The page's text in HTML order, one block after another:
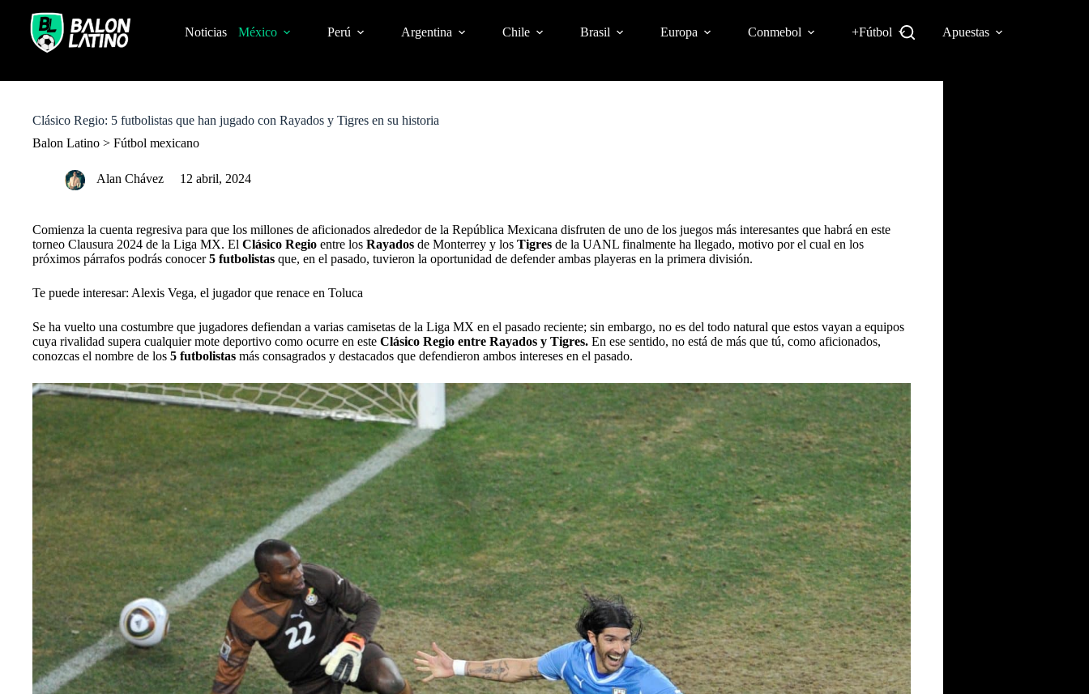
o
Noticias México Perú Argentina Chile Brasil Europa Conmebol +Fútbol Apuestas
Clásico Regio: 5 futbolistas que han jugado con Rayados y Tigres en su historia
Balon Latino > Fútbol mexicano
Alan Chávez 12 abril, 2024
Comienza la cuenta regresiva para que los millones de aficionados alrededor de la República Mexicana disfruten de uno de los juegos más interesantes que habrá en este
torneo Clausura 2024 de la Liga MX. El Clásico Regio entre los Rayados de Monterrey y los Tigres de la UANL finalmente ha llegado, motivo por el cual en los
próximos párrafos podrás conocer5 futbolistas que, en el pasado, tuvieron la oportunidad de defender ambas playeras en la primera división.
Te puede interesar: Alexis Vega, el jugador que renace en Toluca
Se ha vuelto una costumbre que jugadores defiendan a varias camisetas de la Liga MX en el pasado reciente; sin embargo, no es del todo natural que estos vayan a equipos
cuya rivalidad supera cualquier mote deportivo como ocurre en este Clásico Regio entre Rayados y Tigres. En ese sentido, no está de más que tú, como aficionados,
conozcas el nombre de los 5 futbolistas más consagrados y destacados que defendieron ambos intereses en el pasado.